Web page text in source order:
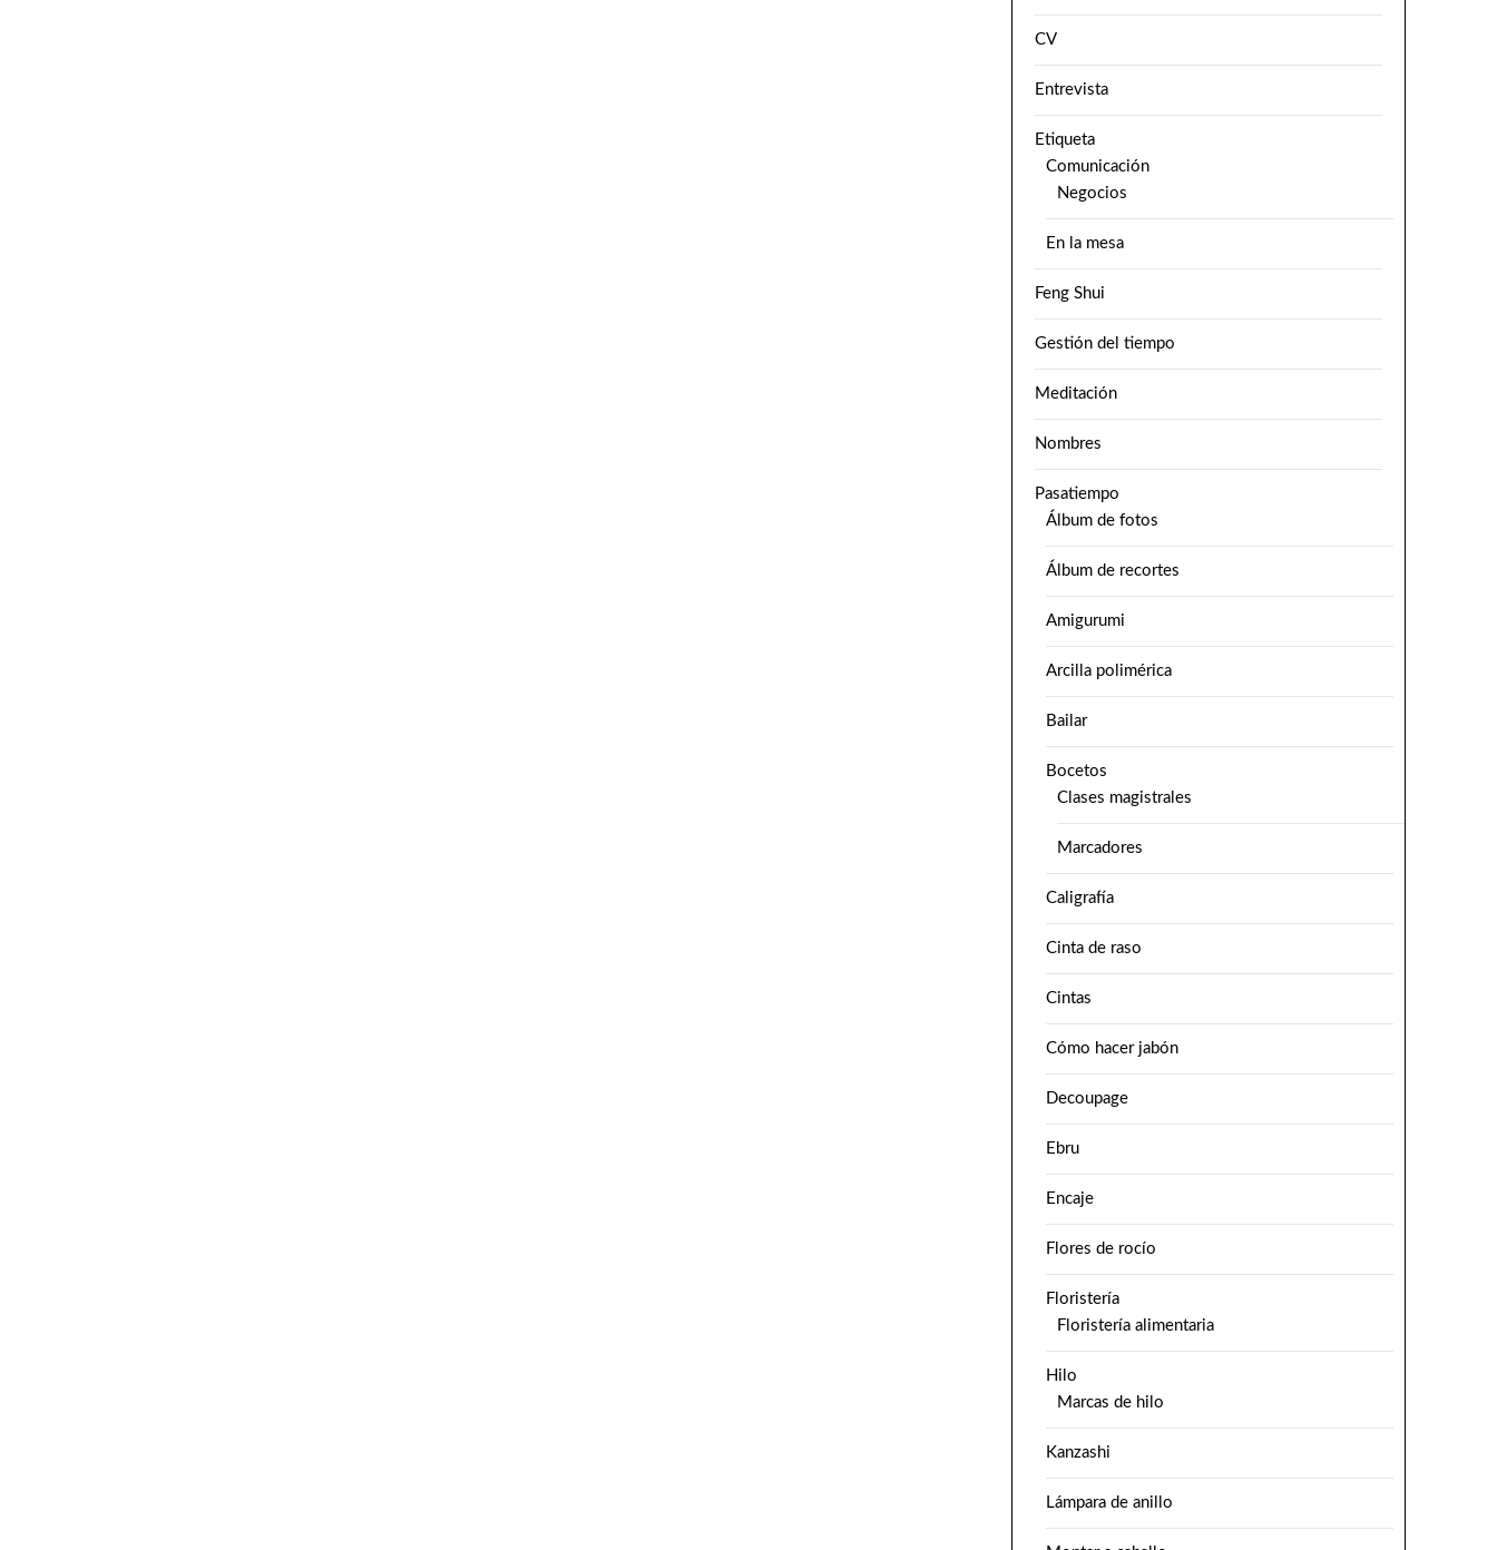
CV
Entrevista
Etiqueta
Comunicación
Negocios
En la mesa
Feng Shui
Gestión del tiempo
Meditación
Nombres
Pasatiempo
Álbum de fotos
Álbum de recortes
Amigurumi
Arcilla polimérica
Bailar
Bocetos
Clases magistrales
Marcadores
Caligrafía
Cinta de raso
Cintas
Cómo hacer jabón
Decoupage
Ebru
Encaje
Flores de rocío
Floristería
Floristería alimentaria
Hilo
Marcas de hilo
Kanzashi
Lámpara de anillo